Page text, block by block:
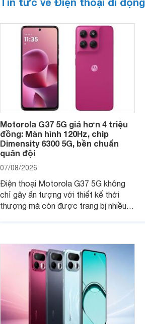
Motorola G37 5G giá hơn 4 triệu
đồng: Màn hình 120Hz, chip
Dimensity 6300 5G, bền chuẩn
quân đội
07/08/2026
Điện thoại Motorola G37 5G không
chỉ gây ấn tượng với thiết kế thời
thượng mà còn được trang bị nhiều